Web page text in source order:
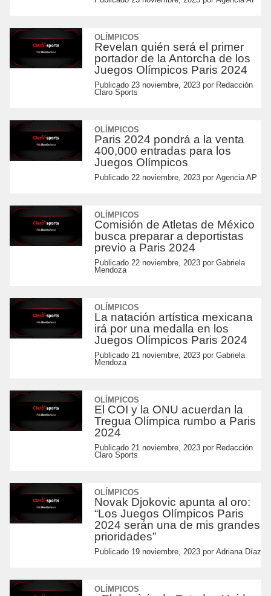
OLÍMPICOS
Revelan quién será el primer
portador de la Antorcha de los
Juegos Olímpicos Paris 2024
Publicado 23 noviembre, 2023por Redacción
Claro Sports
OLÍMPICOS
Paris 2024 pondrá a la venta
400,000 entradas para los
Juegos Olímpicos
Publicado 22 noviembre, 2023por Agencia AP
OLÍMPICOS
Comisión de Atletas de México
busca preparar a deportistas
previo a Paris 2024
Publicado 22 noviembre, 2023por Gabriela
Mendoza
OLÍMPICOS
La natación artística mexicana
irá por una medalla en los
Juegos Olímpicos Paris 2024
Publicado 21 noviembre, 2023por Gabriela
Mendoza
OLÍMPICOS
El COI y la ONU acuerdan la
Tregua Olímpica rumbo a Paris
2024
Publicado 21 noviembre, 2023por Redacción
Claro Sports
OLÍMPICOS
Novak Djokovic apunta al oro:
“Los Juegos Olímpicos Paris
2024 serán una de mis grandes
prioridades”
Publicado 19 noviembre, 2023por Adriana Díaz
OLÍMPICOS